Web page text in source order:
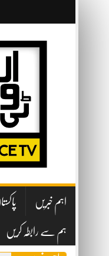
content
اہم خبریں
ہم سے رابطہ کریں